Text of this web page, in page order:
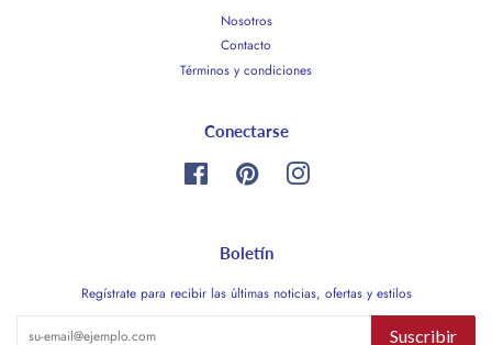
Nosotros
Contacto
Términos y condiciones
Conectarse
FacebookPinterestInstagram
Boletín
Regístrate para recibir las últimas noticias, ofertas y estilos
Suscribir